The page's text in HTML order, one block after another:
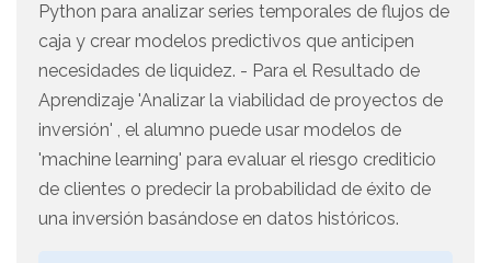
Python para analizar series temporales de flujos de
caja y crear modelos predictivos que anticipen
necesidades de liquidez. - Para el Resultado de
Aprendizaje 'Analizar la viabilidad de proyectos de
inversión' , el alumno puede usar modelos de
'machine learning' para evaluar el riesgo crediticio
de clientes o predecir la probabilidad de éxito de
una inversión basándose en datos históricos.